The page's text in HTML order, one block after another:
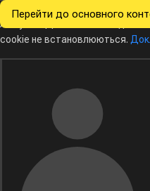
Перейти до основного
Всеукраїнські
з інформатики
Ми хочемо збирати
Analytics. Доки ви не
cookie не встановлюються.